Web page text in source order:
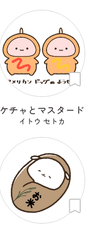
ケチャとマスタード
イトウ セトカ